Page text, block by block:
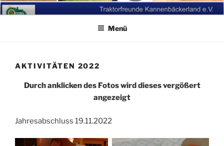
Zum
InhaltWIKO BEI DEN
TRAKTORFREUNDEN
Menü
AKTIVITÄTEN 2022
Durch anklicken des Fotos wird dieses vergößert
angezeigt
Jahresabschluss 19.11.2022